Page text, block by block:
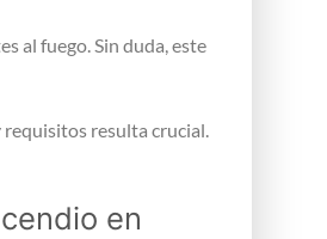
al fuego. Sin duda, este
resulta crucial.
en